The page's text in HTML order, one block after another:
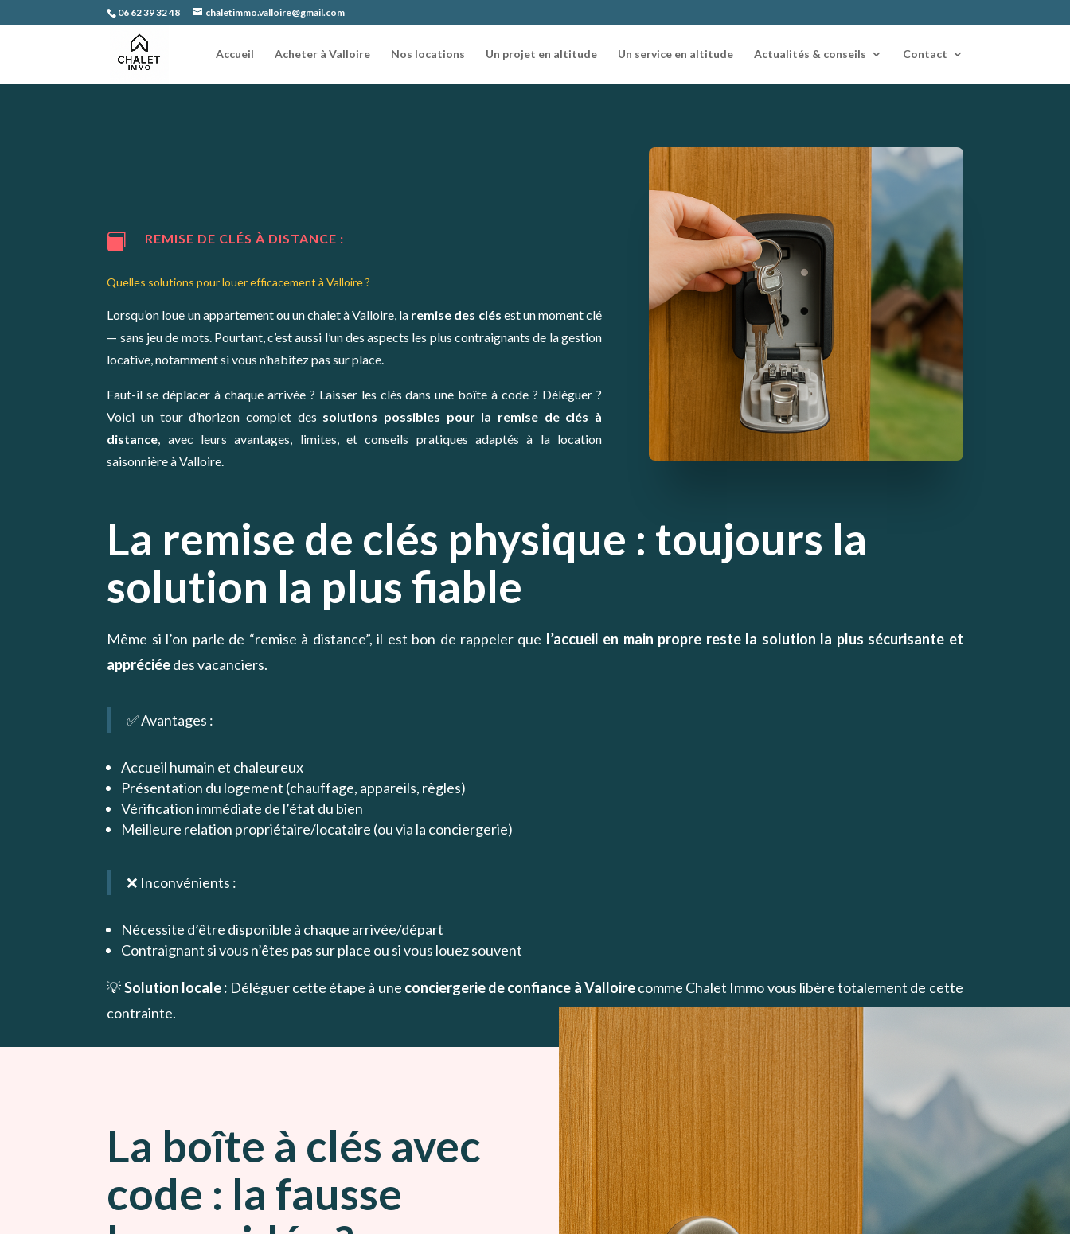
06 62 39 32 48 chaletimmo.valloire@gmail.com
Accueil Acheter à Valloire Nos locations Un projet en altitude Un service en altitude Actualités & conseils Contact
 REMISE DE CLÉS À DISTANCE :
Quelles solutions pour louer efficacement à Valloire ?
Lorsqu’on loue un appartement ou un chalet à Valloire, la remise des clés est un moment clé
— sans jeu de mots. Pourtant, c’est aussi l’un des aspects les plus contraignants de la gestion
locative, notamment si vous n’habitez pas sur place.
Faut-il se déplacer à chaque arrivée ? Laisser les clés dans une boîte à code ? Déléguer ?
Voici un tour d’horizon complet des solutions possibles pour la remise de clés à
distance , avec leurs avantages, limites, et conseils pratiques adaptés à la location
saisonnière à Valloire.
La remise de clés physique : toujours la
solution la plus fiable
Même si l’on parle de “remise à distance”, il est bon de rappeler que l’accueil en main propre reste la solution la plus sécurisante et
appréciéedes vacanciers.
✅ Avantages :
Accueil humain et chaleureux
Présentation du logement (chauffage, appareils, règles)
Vérification immédiate de l’état du bien
Meilleure relation propriétaire/locataire (ou via la conciergerie)
❌ Inconvénients :
Nécessite d’être disponible à chaque arrivée/départ
Contraignant si vous n’êtes pas sur place ou si vous louez souvent
💡Solution locale : Déléguer cette étape à une conciergerie de confiance à Valloirecomme Chalet Immo vous libère totalement de cette
contrainte.
La boîte à clés avec
code : la fausse